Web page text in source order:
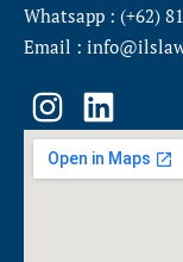
Whatsapp : (+62)
Email :
I
n
s
L
i
n